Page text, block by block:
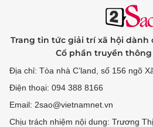
Trang tin tức giải trí xã hội dành
Cổ phần truyền
Địa chỉ: Tòa nhà C’land, số 156 ngõ
Điện thoại: 094 388 8166
Email: 2sao@vietnamnet.vn
Chịu trách nhiệm nội dung: Trương